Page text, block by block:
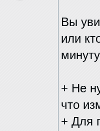
Вы
или
+ Не
что
+ Для